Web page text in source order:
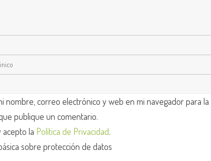
nombre, correo electrónico y web en mi navegador para la
publique un comentario.
acepto la Política de Privacidad.
sobre protección de datos